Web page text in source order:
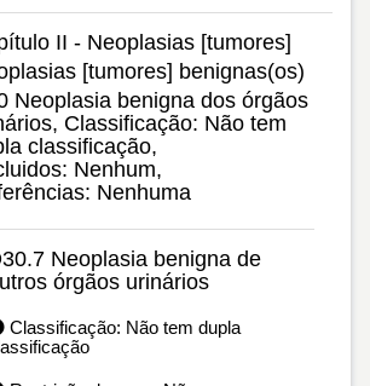
II - Neoplasias [tumores]
[tumores] benignas(os)
Neoplasia benigna dos órgãos
Classificação: Não tem
classificação,
Nenhum,
Nenhuma
Neoplasia benigna de
órgãos urinários
Classificação: Não tem dupla